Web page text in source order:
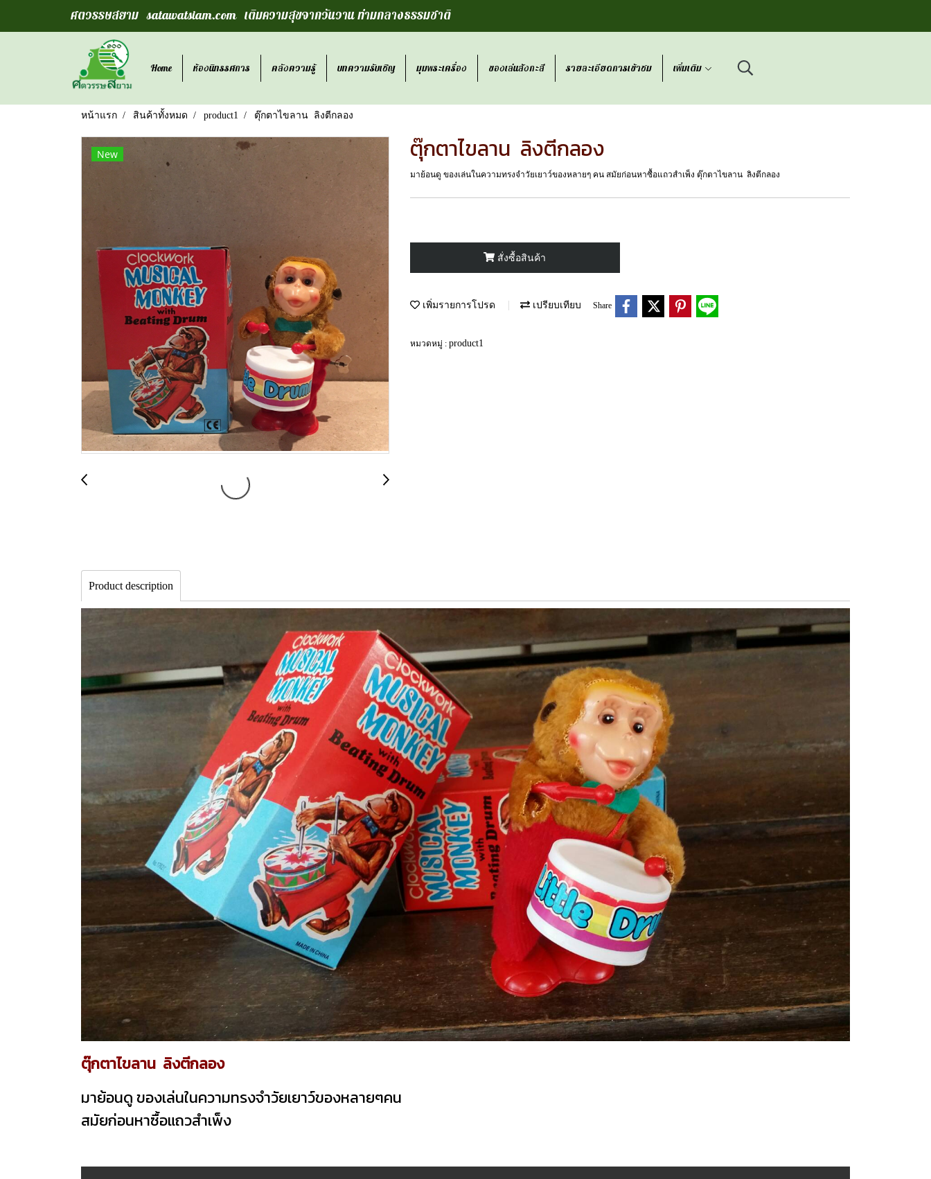
ศตวรรษสยาม satawatsiam.com เติมความสุขจากวันวาน ท่ามกลางธรรมชาติ
Home ห้องนิทรรศการ คลังความรู้ บทความรับเชิญ มุมพระเครื่อง ของเล่นสังกะสี รายละเอียดการเข้าชม เพิ่มเติม
หน้าแรก สินค้าทั้งหมด product1 ตุ๊กตาไขลาน ลิงตีกลอง
New ตุ๊กตาไขลาน ลิงตีกลอง
มาย้อนดู ของเล่นในความทรงจำวัยเยาว์ของหลายๆ คน สมัยก่อนหาซื้อแถวสำเพ็ง ตุ๊กตาไขลาน ลิงตีกลอง
สั่งซื้อสินค้า
เพิ่มรายการโปรด เปรียบเทียบ Share
หมวดหมู่ : product1
Product description
ตุ๊กตาไขลาน ลิงตีกลอง
มาย้อนดู ของเล่นในความทรงจำวัยเยาว์ของหลายๆคน
สมัยก่อนหาซื้อแถวสำเพ็ง